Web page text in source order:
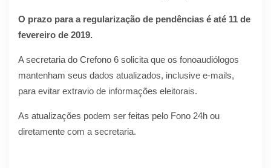
O prazo para a regularização de pendências é até 11 de
fevereiro de 2019.
A secretaria do Crefono 6 solicita que os fonoaudiólogos
mantenham seus dados atualizados, inclusive e-mails,
para evitar extravio de informações eleitorais.
As atualizações podem ser feitas pelo Fono 24h ou
diretamente com a secretaria.